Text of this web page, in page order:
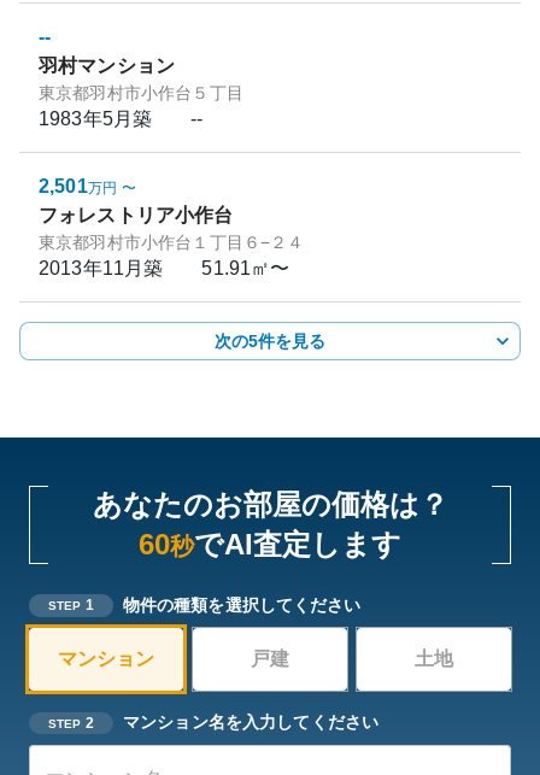
--
羽村マンション
東京都羽村市小作台５丁目
1983年5月築 --
2,501万円 〜
フォレストリア小作台
東京都羽村市小作台１丁目６−２４
2013年11月築 51.91㎡〜
次の5件を見る
あなたのお部屋の価格は？
60秒でAI査定します
STEP 1 物件の種類を選択してください
マンション 戸建 土地
STEP 2 マンション名を入力してください